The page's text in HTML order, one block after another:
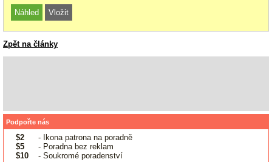
Zpět na články
Podpořte nás
$2
- Ikona patrona na poradně
$5
- Poradna bez reklam
$10
- Soukromé poradenství